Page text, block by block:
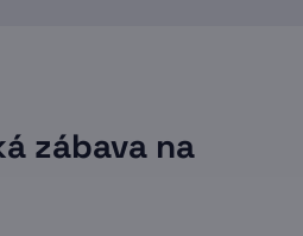
zábava na